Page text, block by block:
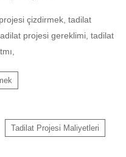
çizdirmek, tadilat
projesi gereklimi, tadilat
Tadilat Projesi Maliyetleri